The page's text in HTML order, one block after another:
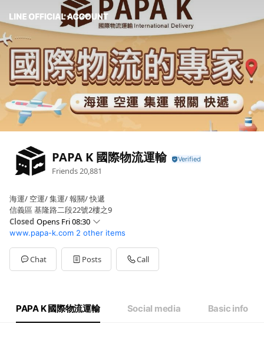
PAPA K 國際物流運輸
Friends20,881
海運/ 空運/ 集運/ 報關/ 快遞
信義區 基隆路二段22號2樓之9
Closed Opens Fri 08:30
SunClosed
Mon08:30 - 17:30
Tue08:30 - 17:30
Wed08:30 - 17:30
www.papa-k.com 2 other items
Chat Posts Call
PAPA K 國際物流運輸 Social media Basic info